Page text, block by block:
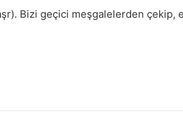
Bizi geçici meşgalelerden çekip,